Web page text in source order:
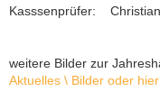
Kasssenprüfer:
weitere Bilder zur
Aktuelles \ Bilder oder